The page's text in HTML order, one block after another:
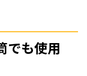
でも使用